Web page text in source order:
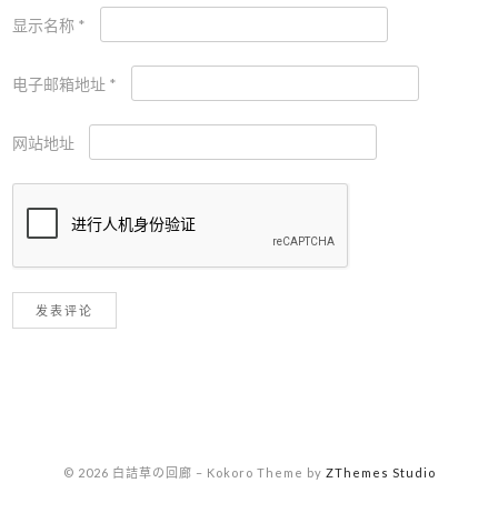
显示名称 *
电子邮箱地址 *
网站地址
© 2026 白詰草の回廊 – Kokoro Theme by ZThemes Studio